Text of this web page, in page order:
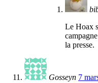
Le Hoax
la presse.
Gosseyn 7